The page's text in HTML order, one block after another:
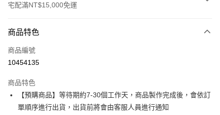
宅配滿NT$15,000免運
信用卡一次付款
ATM付款
運送方式
宅配
每筆NT$300，滿NT$15,000(含以上)免運費
商品特色
商品編號
10454135
商品特色
【預購商品】等待期約7-30個工作天，商品製作完成後，會依訂
單順序進行出貨，出貨前將會由客服人員進行通知